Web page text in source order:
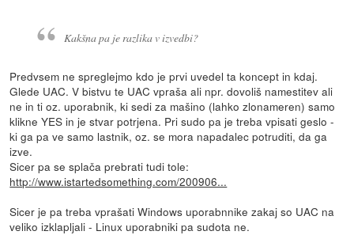
Kakšna pa je razlika v izvedbi?
Predvsem ne spreglejmo kdo je prvi uvedel ta koncept in kdaj.
Glede UAC. V bistvu te UAC vpraša ali npr. dovoliš namestitev ali
ne in ti oz. uporabnik, ki sedi za mašino (lahko zlonameren) samo
klikne YES in je stvar potrjena. Pri sudo pa je treba vpisati geslo -
ki ga pa ve samo lastnik, oz. se mora napadalec potruditi, da ga
izve.
Sicer pa se splača prebrati tudi tole:
http://www.istartedsomething.com/200906...
Sicer je pa treba vprašati Windows uporabnnike zakaj so UAC na
veliko izklapljali - Linux uporabniki pa sudota ne.